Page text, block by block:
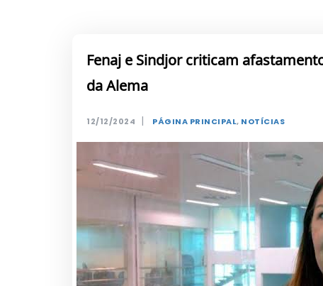
Fenaj e Sindjor criticam
da Alema
12/12/2024 | PÁGINA PRINCIPAL, NOTÍCIAS